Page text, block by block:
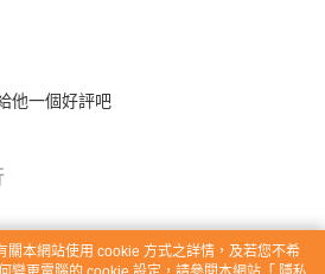
他一個好評吧
關本網站使用 cookie 方式之詳情，及若您不希